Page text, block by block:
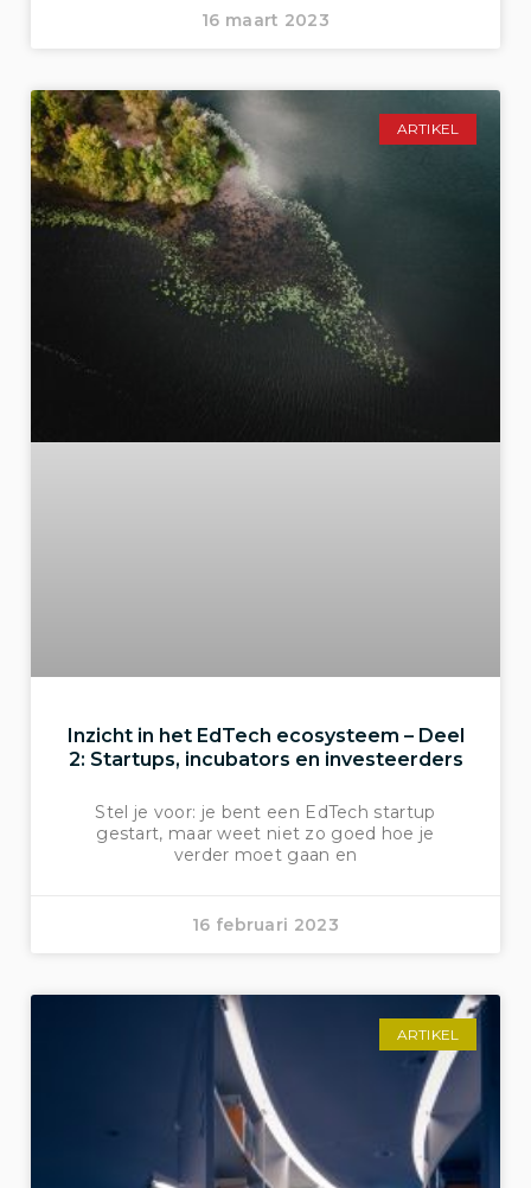
16 maart 2023
ARTIKEL
Inzicht in het EdTech ecosysteem – Deel
2: Startups, incubators en investeerders
Stel je voor: je bent een EdTech startup
gestart, maar weet niet zo goed hoe je
verder moet gaan en
16 februari 2023
ARTIKEL